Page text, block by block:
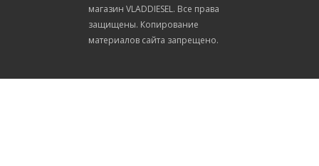
магазин VLADDIESEL. Все права
защищены. Копирование
материалов сайта запрещено.